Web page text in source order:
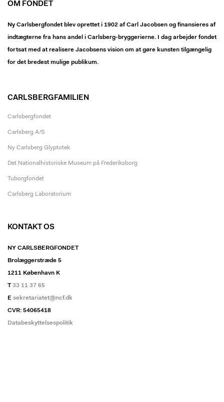
OM FONDET
Ny Carlsbergfondet blev oprettet i 1902 af Carl Jacobsen og finansieres af
indtægterne fra hans andel i Carlsberg-bryggerierne. I dag arbejder fondet
fortsat med at realisere Jacobsens vision om at gøre kunsten tilgængelig
for det bredest mulige publikum.
CARLSBERGFAMILIEN
Carlsbergfondet
Carlsberg A/S
Ny Carlsberg Glyptotek
Det Nationalhistoriske Museum på Frederiksborg
Tuborgfondet
Carlsberg Laboratorium
KONTAKT OS
NY CARLSBERGFONDET
Brolæggerstræde 5
1211 København K
T 33 11 37 65
E sekretariatet@ncf.dk
CVR: 54065418
Databeskyttelsespolitik